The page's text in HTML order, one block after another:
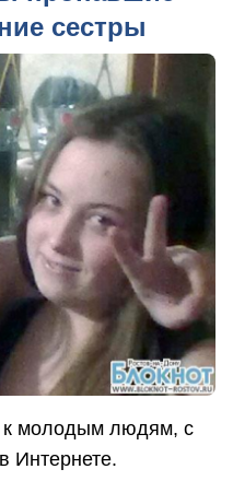
сестры
к молодым людям, с
Интернете.